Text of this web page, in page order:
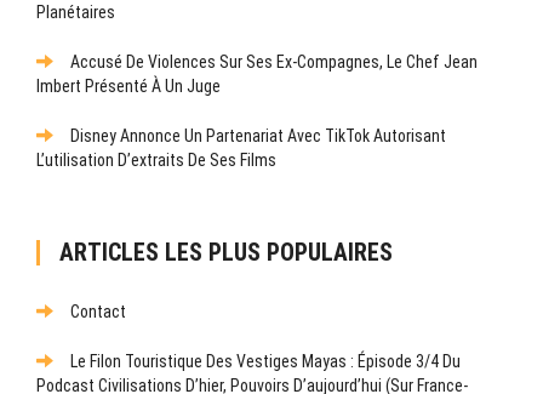
Planétaires
Accusé De Violences Sur Ses Ex-Compagnes, Le Chef Jean
Imbert Présenté À Un Juge
Disney Annonce Un Partenariat Avec TikTok Autorisant
L’utilisation D’extraits De Ses Films
ARTICLES LES PLUS POPULAIRES
Contact
Le Filon Touristique Des Vestiges Mayas : Épisode 3/4 Du
Podcast Civilisations D’hier, Pouvoirs D’aujourd’hui (sur France-